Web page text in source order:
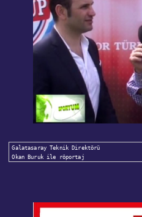
Galatasaray Teknik Direktörü